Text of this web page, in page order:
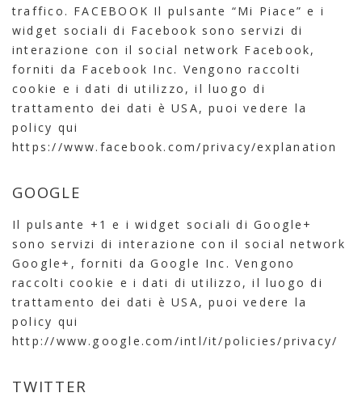
traffico. FACEBOOK Il pulsante “Mi Piace” e i
widget sociali di Facebook sono servizi di
interazione con il social network Facebook,
forniti da Facebook Inc. Vengono raccolti
cookie e i dati di utilizzo, il luogo di
trattamento dei dati è USA, puoi vedere la
policy qui
https://www.facebook.com/privacy/explanation
GOOGLE
Il pulsante +1 e i widget sociali di Google+
sono servizi di interazione con il social network
Google+, forniti da Google Inc. Vengono
raccolti cookie e i dati di utilizzo, il luogo di
trattamento dei dati è USA, puoi vedere la
policy qui
http://www.google.com/intl/it/policies/privacy/
TWITTER